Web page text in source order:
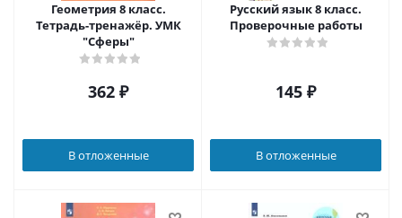
Геометрия 8 класс.
Тетрадь-тренажёр. УМК
"Сферы"
362 ₽
В отложенные
Русский язык 8 класс.
Проверочные работы
145 ₽
В отложенные